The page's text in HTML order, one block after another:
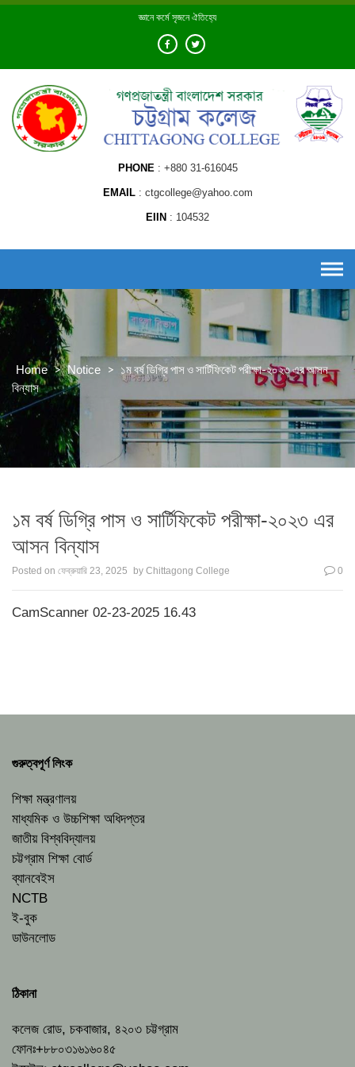
Skip
জ্ঞানে কর্মে সৃজনে ঐতিহ্যে
PHONE +880 31-616045
EMAIL ctgcollege@yahoo.com
EIIN 104532
Home > Notice > ১ম বর্ষ ডিগ্রি পাস ও সার্টিফিকেট পরীক্ষা-২০২৩ এর আসন
বিন্যাস
১ম বর্ষ ডিগ্রি পাস ও সার্টিফিকেট পরীক্ষা-২০২৩ এর
আসন বিন্যাস
Posted on ফেব্রুয়ারি 23, 2025 by Chittagong College 0
CamScanner 02-23-2025 16.43
গুরুত্বপূর্ণ লিংক
শিক্ষা মন্ত্রণালয়
মাধ্যমিক ও উচ্চশিক্ষা অধিদপ্তর
জাতীয় বিশ্ববিদ্যালয়
চট্টগ্রাম শিক্ষা বোর্ড
ব্যানবেইস
NCTB
ই-বুক
ডাউনলোড
ঠিকানা
কলেজ রোড, চকবাজার, ৪২০৩ চট্টগ্রাম
ফোনঃ+৮৮০৩১৬১৬০৪৫